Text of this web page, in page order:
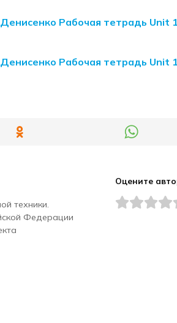
Рабочая тетрадь Unit 1
Рабочая тетрадь Unit 1
техники.
Федерации
Оцените